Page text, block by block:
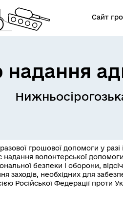
Сайт
надання
грошової допомоги у разі
надання волонтерської
безпеки і оборони,
заходів, необхідних для
Російської Федерації проти